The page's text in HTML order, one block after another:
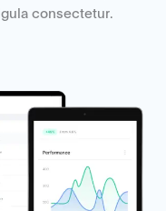
consectetur.